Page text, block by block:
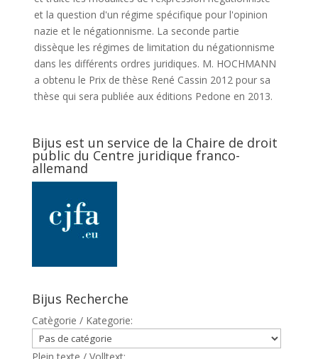
et la question d'un régime spécifique pour l'opinion
nazie et le négationnisme. La seconde partie
dissèque les régimes de limitation du négationnisme
dans les différents ordres juridiques. M. HOCHMANN
a obtenu le Prix de thèse René Cassin 2012 pour sa
thèse qui sera publiée aux éditions Pedone en 2013.
Bijus est un service de la Chaire de droit
public du Centre juridique franco-
allemand
Bijus Recherche
Catègorie / Kategorie: